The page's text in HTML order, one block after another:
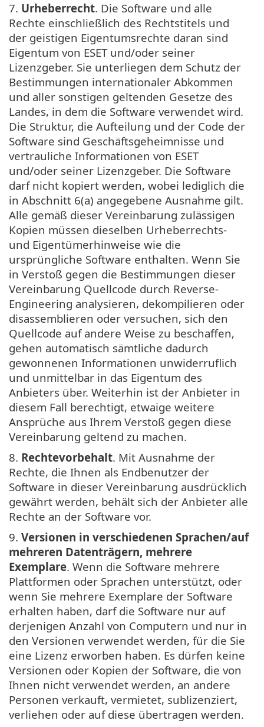
7. Urheberrecht. Die Software und alle
Rechte einschließlich des Rechtstitels und
der geistigen Eigentumsrechte daran sind
Eigentum von ESET und/oder seiner
Lizenzgeber. Sie unterliegen dem Schutz der
Bestimmungen internationaler Abkommen
und aller sonstigen geltenden Gesetze des
Landes, in dem die Software verwendet wird.
Die Struktur, die Aufteilung und der Code der
Software sind Geschäftsgeheimnisse und
vertrauliche Informationen von ESET
und/oder seiner Lizenzgeber. Die Software
darf nicht kopiert werden, wobei lediglich die
in Abschnitt 6(a) angegebene Ausnahme gilt.
Alle gemäß dieser Vereinbarung zulässigen
Kopien müssen dieselben Urheberrechts-
und Eigentümerhinweise wie die
ursprüngliche Software enthalten. Wenn Sie
in Verstoß gegen die Bestimmungen dieser
Vereinbarung Quellcode durch Reverse-
Engineering analysieren, dekompilieren oder
disassemblieren oder versuchen, sich den
Quellcode auf andere Weise zu beschaffen,
gehen automatisch sämtliche dadurch
gewonnenen Informationen unwiderruflich
und unmittelbar in das Eigentum des
Anbieters über. Weiterhin ist der Anbieter in
diesem Fall berechtigt, etwaige weitere
Ansprüche aus Ihrem Verstoß gegen diese
Vereinbarung geltend zu machen.
8. Rechtevorbehalt. Mit Ausnahme der
Rechte, die Ihnen als Endbenutzer der
Software in dieser Vereinbarung ausdrücklich
gewährt werden, behält sich der Anbieter alle
Rechte an der Software vor.
9. Versionen in verschiedenen Sprachen/auf
mehreren Datenträgern, mehrere
Exemplare. Wenn die Software mehrere
Plattformen oder Sprachen unterstützt, oder
wenn Sie mehrere Exemplare der Software
erhalten haben, darf die Software nur auf
derjenigen Anzahl von Computern und nur in
den Versionen verwendet werden, für die Sie
eine Lizenz erworben haben. Es dürfen keine
Versionen oder Kopien der Software, die von
Ihnen nicht verwendet werden, an andere
Personen verkauft, vermietet, sublizenziert,
verliehen oder auf diese übertragen werden.